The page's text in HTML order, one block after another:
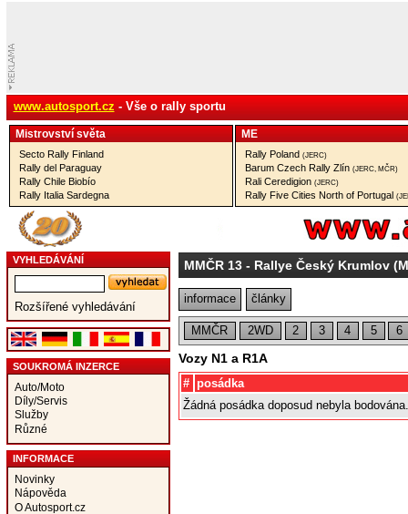
www.autosport.cz - Vše o rally sportu
Mistrovství­ světa
Secto Rally Finland
Rally del Paraguay
Rally Chile Biobío
Rally Italia Sardegna
ME
Rally Poland (JERC)
Barum Czech Rally Zlín (JERC, MČR)
Rali Ceredigion (JERC)
Rally Five Cities North of Portugal
VYHLEDÁVÁNÍ
Rozšířené vyhledávání
SOUKROMÁ INZERCE
Auto/Moto
Díly/Servis
Služby
Různé
INFORMACE
Novinky
Nápověda
O Autosport.cz
MMČR 13- Rallye Český Krumlov
informace články
MMČR 2WD 2 3 4 5 6
Vozy N1 a R1A
# posádka
Žádná posádka doposud nebyla